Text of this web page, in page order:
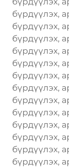
бүрдүүлэх,
бүрдүүлэх,
бүрдүүлэх,
бүрдүүлэх,
бүрдүүлэх,
бүрдүүлэх,
бүрдүүлэх,
бүрдүүлэх,
бүрдүүлэх,
бүрдүүлэх,
бүрдүүлэх,
бүрдүүлэх,
бүрдүүлэх,